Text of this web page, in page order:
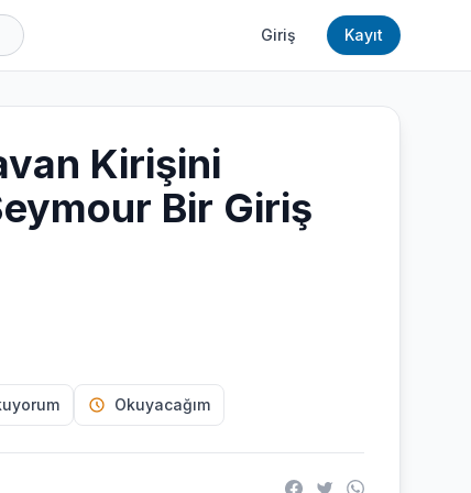
Giriş Kayıt
Kirişini
Bir Giriş
Okuyacağım